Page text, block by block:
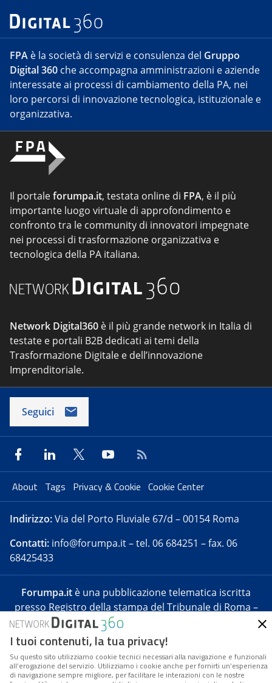
FPA è la società di servizi e consulenza del Gruppo
Digital 360 che accompagna amministrazioni e aziende
interessate ai processi di cambiamento della PA, nei
loro percorsi di innovazione tecnologica, istituzionale e
organizzativa.
Il portaleforumpa.it, testata online di FPA, è il più
importante luogo virtuale di approfondimento e
confronto tra le community di innovatori impegnate
nei processi di trasformazione organizzativa e
tecnologica della PA italiana.
Network Digital360 è il più grande network in Italia di
testate e portali B2B dedicati ai temi della
Trasformazione Digitale e dell’innovazione
Imprenditoriale.
Seguici
About Tags Privacy & Cookie Cookie Center
Indirizzo:Via del Porto Fluviale 67/d – 00154 Roma
Contatti: info@forumpa.it– tel. 06 684251 – fax. 06
68425433
Forumpa.it è una pubblicazione telematica iscritta
presso Registro della stampa del Tribunale di Roma –
Reg. n. 182 del 2 maggio 2008 – Direttore resp. Michela
Stentella
FPA s.r.l. è società soggetta a Direzione e
Coordinamento da parte di Digital360 S.p.A. – FPA s.r.l.
è un’azienda certificata per il sistema di management
I tuoi contenuti, la tua privacy!
Su questo sito utilizziamo cookie tecnici necessari alla navigazione e funzionali
all’erogazione del servizio. Utilizziamo i cookie anche per fornirti un’esperienza
di navigazione sempre migliore, per facilitare le interazioni con le nostre